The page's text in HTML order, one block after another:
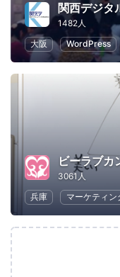
関西デジタ
1482人
大阪
WordPress
ビーラブカ
3061人
兵庫
マーケティン